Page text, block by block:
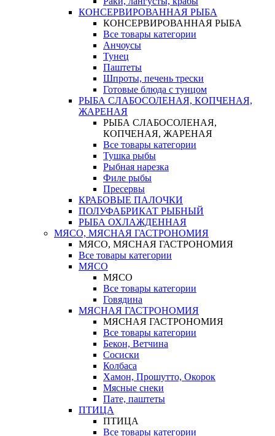
КОНСЕРВИРОВАННАЯ РЫБА
КОНСЕРВИРОВАННАЯ РЫБА
Все товары категории
Анчоусы
Тунец
Паштеты
Шпроты, печень трески
Готовые блюда с тунцом
РЫБА СЛАБОСОЛЕНАЯ, КОПЧЕНАЯ,
ЖАРЕНАЯ
РЫБА СЛАБОСОЛЕНАЯ,
КОПЧЕНАЯ, ЖАРЕНАЯ
Все товары категории
Тушка рыбы
Рыбная нарезка
Филе рыбы
Пресервы
КРАБОВЫЕ ПАЛОЧКИ
ПОЛУФАБРИКАТ РЫБНЫЙ
РЫБА ОХЛАЖДЕННАЯ
МЯСО, МЯСНАЯ ГАСТРОНОМИЯ
МЯСО, МЯСНАЯ ГАСТРОНОМИЯ
Все товары категории
МЯСО
МЯСО
Все товары категории
Говядина
МЯСНАЯ ГАСТРОНОМИЯ
МЯСНАЯ ГАСТРОНОМИЯ
Все товары категории
Бекон, Ветчина
Сосиски
Колбаса
Хамон, Прошутто, Окорок
Мясные снеки
Пате, паштеты
ПТИЦА
ПТИЦА
Все товары категории